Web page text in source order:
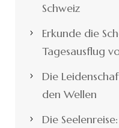
Schweiz
Erkunde die
Tagesausflug
Die
den Wellen
Die